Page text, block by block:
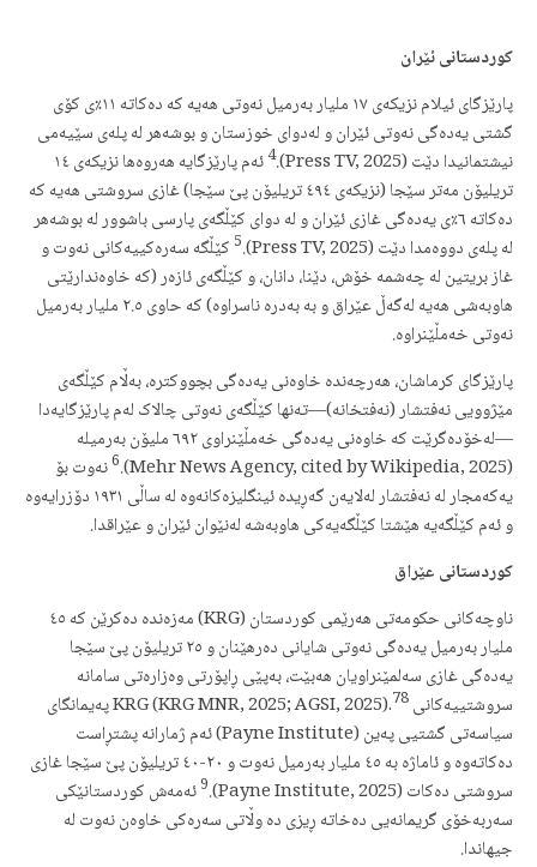
کوردستانی ئێران
پارێزگای ئیلام نزیکەی ١٧ ملیار بەرمیل نەوتی هەیە کە دەکاتە ١١٪ی کۆی
گشتی یەدەگی نەوتی ئێران و لەدوای خوزستان و بوشەهر لە پلەی سێیەمی
نیشتمانیدا دێت (Press TV, 2025).
4
ئەم پارێزگایە هەروەها نزیکەی ١٤
تریلیۆن مەتر سێجا (نزیکەی ٤٩٤ تریلیۆن پێ سێجا) غازی سروشتی هەیە کە
دەکاتە ٦٪ی یەدەگی غازی ئێران و لە دوای کێڵگەی پارسی باشوور لە بوشەهر
لە پلەی دووەمدا دێت (Press TV, 2025).
5 کێڵگە سەرەکییەکانی نەوت و
غاز بریتین لە چەشمە خۆش، دێنا، دانان، و کێڵگەی ئازەر (کە خاوەندارێتی
هاوبەشی هەیە لەگەڵ عێراق و بە بەدرە ناسراوە) کە حاوی ٢.٥ ملیار بەرمیل
نەوتی خەمڵێنراوە.
پارێزگای کرماشان، هەرچەندە خاوەنی یەدەگی بچووکترە، بەڵام کێڵگەی
مێژوویی نەفتشار (نەفتخانە)—تەنها کێڵگەی نەوتی چالاک لەم پارێزگایەدا
—لەخۆدەگرێت کە خاوەنی یەدەگی خەمڵێنراوی ٦٩٢ ملیۆن بەرمیلە
(Mehr News Agency, cited by Wikipedia, 2025).
6نەوت بۆ
یەکەمجار لە نەفتشار لەلایەن گەڕیدە ئینگلیزەکانەوە لە ساڵی ١٩٣١ دۆزرایەوە
و ئەم کێڵگەیە هێشتا کێڵگەیەکی هاوبەشە لەنێوان ئێران و عێراقدا.
کوردستانی عێراق
ناوچەکانی حکومەتی هەرێمی کوردستان (KRG) مەزەندە دەکرێن کە ٤٥
ملیار بەرمیل یەدەگی نەوتی شایانی دەرهێنان و ٢٥ تریلیۆن پێ سێجا
یەدەگی غازی سەلمێنراویان هەبێت، بەپێی ڕاپۆرتی وەزارەتی سامانە
سروشتییەکانی KRG (KRG MNR, 2025; AGSI, 2025). 78
پەیمانگای
سیاسەتی گشتیی پەین (Payne Institute) ئەم ژمارانە پشتڕاست
دەکاتەوە و ئاماژە بە ٤٥ ملیار بەرمیل نەوت و ٢٠-٤٠ تریلیۆن پێ سێجا غازی
سروشتی دەکات (Payne Institute, 2025).
9ئەمەش کوردستانێکی
سەربەخۆی گریمانەیی دەخاتە ڕیزی دە وڵاتی سەرەکی خاوەن نەوت لە
جیهاندا.